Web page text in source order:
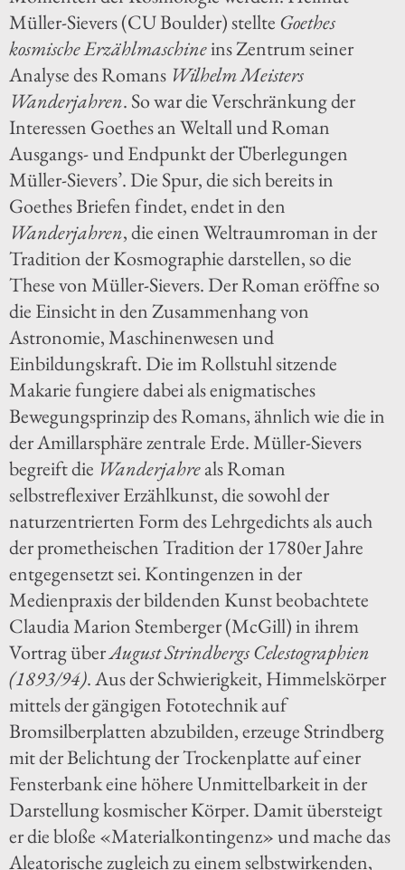
Müller-Sievers (CU Boulder) stellte Goethes
kosmische Erzählmaschineins Zentrum seiner
Analyse des Romans Wilhelm Meisters
Wanderjahren. So war die Verschränkung der
Interessen Goethes an Weltall und Roman
Ausgangs- und Endpunkt der Überlegungen
Müller-Sievers’. Die Spur, die sich bereits in
Goethes Briefen findet, endet in den
Wanderjahren, die einen Weltraumroman in der
Tradition der Kosmographie darstellen, so die
These von Müller-Sievers. Der Roman eröffne so
die Einsicht in den Zusammenhang von
Astronomie, Maschinenwesen und
Einbildungskraft. Die im Rollstuhl sitzende
Makarie fungiere dabei als enigmatisches
Bewegungsprinzip des Romans, ähnlich wie die in
der Amillarsphäre zentrale Erde. Müller-Sievers
begreift die Wanderjahreals Roman
selbstreflexiver Erzählkunst, die sowohl der
naturzentrierten Form des Lehrgedichts als auch
der prometheischen Tradition der 1780er Jahre
entgegensetzt sei. Kontingenzen in der
Medienpraxis der bildenden Kunst beobachtete
Claudia Marion Stemberger (McGill) in ihrem
Vortrag überAugust Strindbergs Celestographien
(1893/94). Aus der Schwierigkeit, Himmelskörper
mittels der gängigen Fototechnik auf
Bromsilberplatten abzubilden, erzeuge Strindberg
mit der Belichtung der Trockenplatte auf einer
Fensterbank eine höhere Unmittelbarkeit in der
Darstellung kosmischer Körper. Damit übersteigt
er die bloße «Materialkontingenz» und mache das
Aleatorische zugleich zu einem selbstwirkenden,